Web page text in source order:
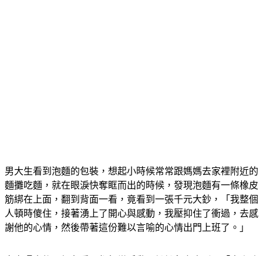
男大生看到泡麵的包裝，想起小時候常常跟媽媽去家裡附近的
麵攤吃麵，就在眼淚快奪眶而出的時候，發現泡麵有一條橡皮
筋綁在上面，翻到背面一看，竟看到一張千元大鈔，「我整個
人頓時傻住，接著湧上了開心與感動，我壓抑住了衝過，去感
謝他的心情，然後帶著這份難以言喻的心情出門上班了。」